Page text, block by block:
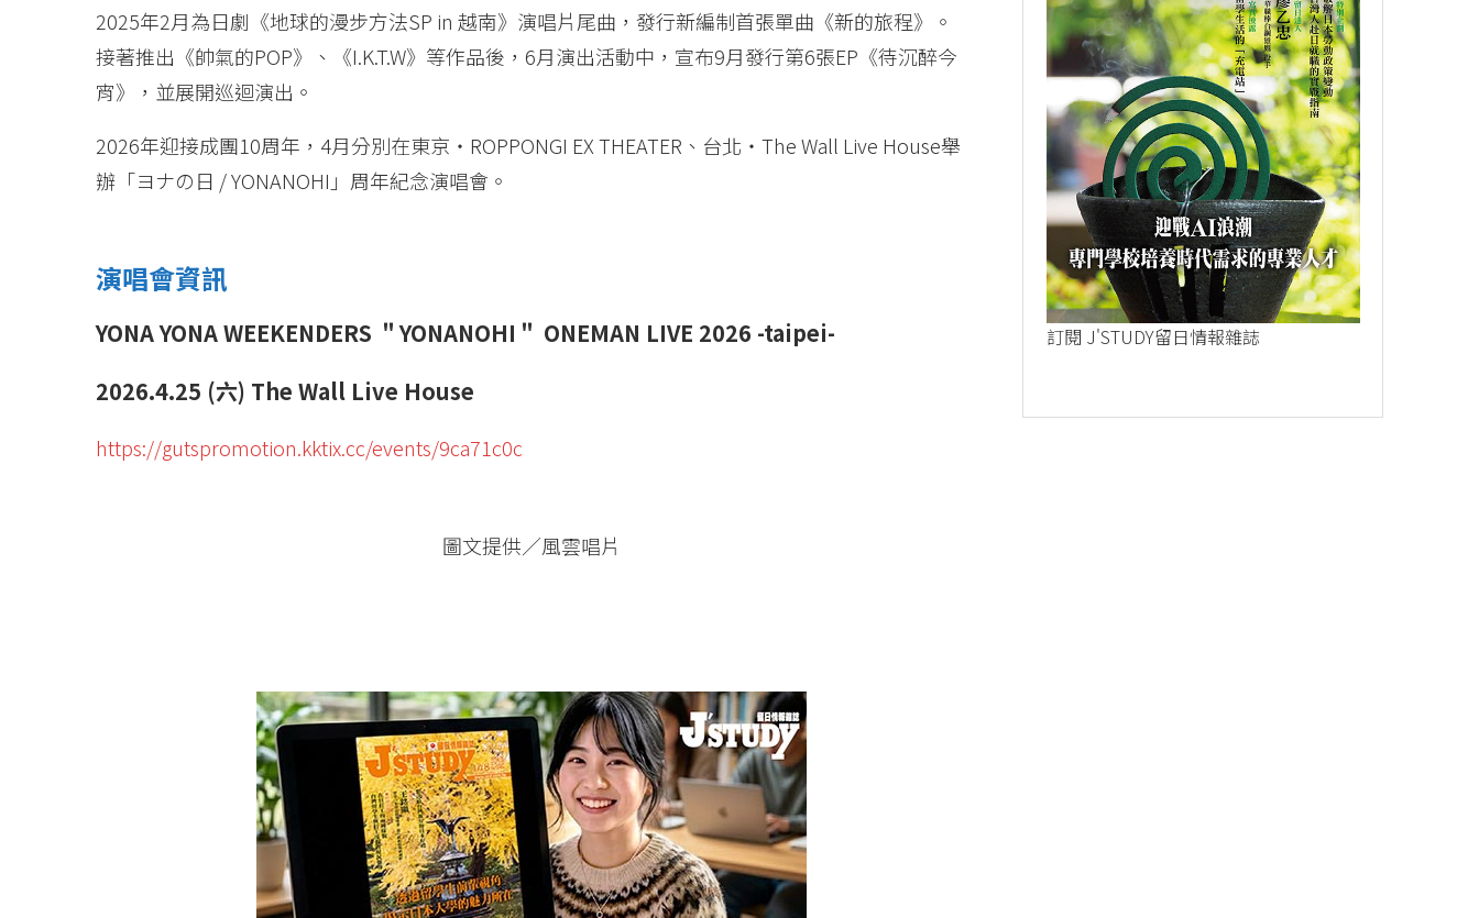
2025年2月為日劇《地球的漫步方法SP in 越南》演唱片尾曲，發行新編制首張單曲《新的旅程》。
接著推出《帥氣的POP》、《I.K.T.W》等作品後，6月演出活動中，宣布9月發行第6張EP《待沉醉今
宵》，並展開巡迴演出。
2026年迎接成團10周年，4月分別在東京・ROPPONGI EX THEATER、台北・The Wall Live House舉
辦「ヨナの日 / YONANOHI」周年紀念演唱會。
演唱會資訊
YONA YONA WEEKENDERS ＂YONANOHI＂ ONEMAN LIVE 2026 -taipei-
2026.4.25 (六) The Wall Live House
https://gutspromotion.kktix.cc/events/9ca71c0c
圖文提供／風雲唱片
訂閱 J'STUDY留日情報雜誌